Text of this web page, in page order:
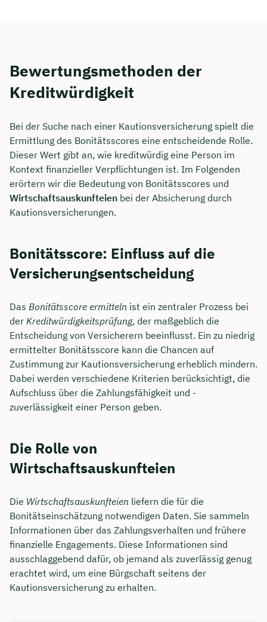
Bewertungsmethoden der
Kreditwürdigkeit
Bei der Suche nach einer Kautionsversicherung spielt die
Ermittlung des Bonitätsscores eine entscheidende Rolle.
Dieser Wert gibt an, wie kreditwürdig eine Person im
Kontext finanzieller Verpflichtungen ist. Im Folgenden
erörtern wir die Bedeutung von Bonitätsscores und
Wirtschaftsauskunfteien bei der Absicherung durch
Kautionsversicherungen.
Bonitätsscore: Einfluss auf die
Versicherungsentscheidung
Das Bonitätsscore ermitteln ist ein zentraler Prozess bei
der Kreditwürdigkeitsprüfung, der maßgeblich die
Entscheidung von Versicherern beeinflusst. Ein zu niedrig
ermittelter Bonitätsscore kann die Chancen auf
Zustimmung zur Kautionsversicherung erheblich mindern.
Dabei werden verschiedene Kriterien berücksichtigt, die
Aufschluss über die Zahlungsfähigkeit und -
zuverlässigkeit einer Person geben.
Die Rolle von
Wirtschaftsauskunfteien
Die Wirtschaftsauskunfteien liefern die für die
Bonitätseinschätzung notwendigen Daten. Sie sammeln
Informationen über das Zahlungsverhalten und frühere
finanzielle Engagements. Diese Informationen sind
ausschlaggebend dafür, ob jemand als zuverlässig genug
erachtet wird, um eine Bürgschaft seitens der
Kautionsversicherung zu erhalten.
Jetzt persönliches
Beratungsgespräch mit Jonas
Ubben sichern 🤝